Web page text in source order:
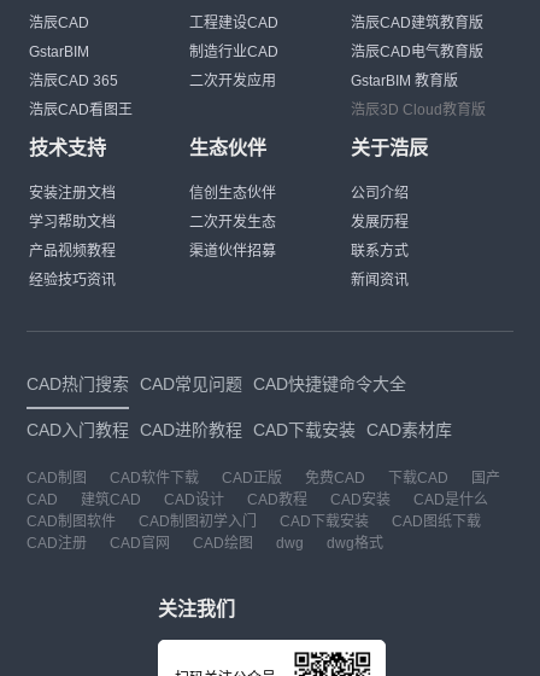
浩辰CAD
GstarBIM
浩辰CAD 365
浩辰CAD看图王
工程建设CAD
制造行业CAD
二次开发应用
浩辰CAD建筑教育版
浩辰CAD电气教育版
GstarBIM 教育版
浩辰3D Cloud教育版
技术支持
安装注册文档
学习帮助文档
产品视频教程
经验技巧资讯
生态伙伴
信创生态伙伴
二次开发生态
渠道伙伴招募
关于浩辰
公司介绍
发展历程
联系方式
新闻资讯
CAD热门搜索 CAD常见问题 CAD快捷键命令大全
CAD入门教程 CAD进阶教程 CAD下载安装 CAD素材库
CAD制图 CAD软件下载 CAD正版 免费CAD 下载CAD
国产
CAD
建筑CAD CAD设计 CAD教程 CAD安装
CAD是什么
CAD制图软件
CAD制图初学入门 CAD下载安装
CAD图纸下载
CAD注册
CAD官网 CAD绘图 dwg dwg格式
关注我们